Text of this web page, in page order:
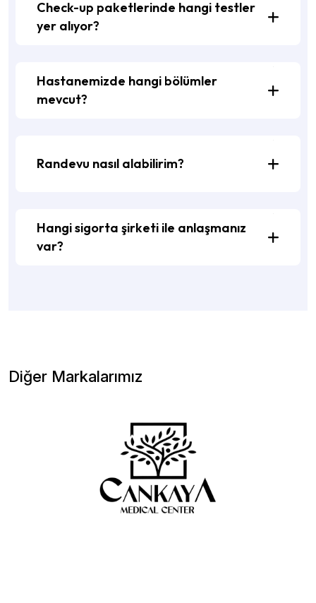
Check-up paketlerinde hangi testler
yer alıyor?
Hastanemizde hangi bölümler
mevcut?
Randevu nasıl alabilirim?
Hangi sigorta şirketi ile anlaşmanız
var?
Diğer Markalarımız